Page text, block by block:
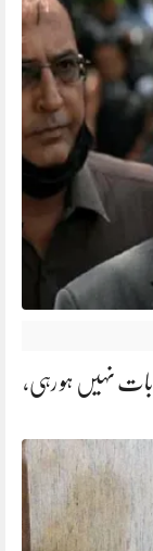
نہیں ہو رہی،